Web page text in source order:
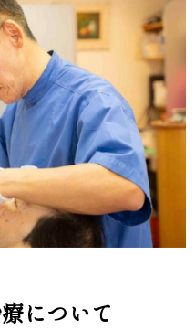
について